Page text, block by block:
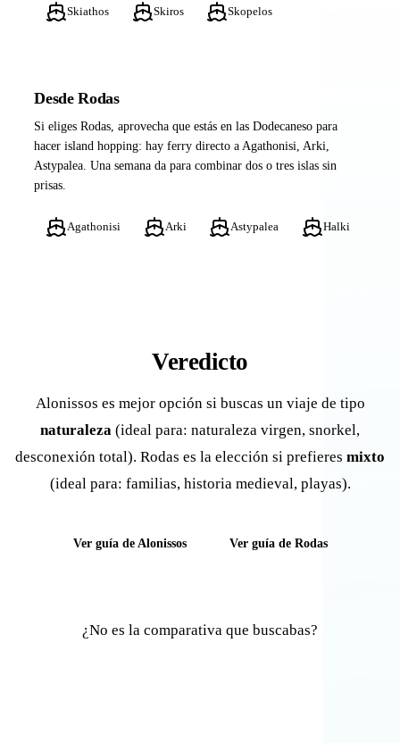
Skiathos Skiros Skopelos
Desde Rodas
Si eliges Rodas, aprovecha que estás en las Dodecaneso para
hacer island hopping: hay ferry directo a Agathonisi, Arki,
Astypalea. Una semana da para combinar dos o tres islas sin
prisas.
Agathonisi Arki Astypalea Halki
Veredicto
Alonissos es mejor opción si buscas un viaje de tipo
naturaleza (ideal para: naturaleza virgen, snorkel,
desconexión total). Rodas es la elección si prefieres mixto
(ideal para: familias, historia medieval, playas).
Ver guía de Alonissos Ver guía de Rodas
¿No es la comparativa que buscabas?